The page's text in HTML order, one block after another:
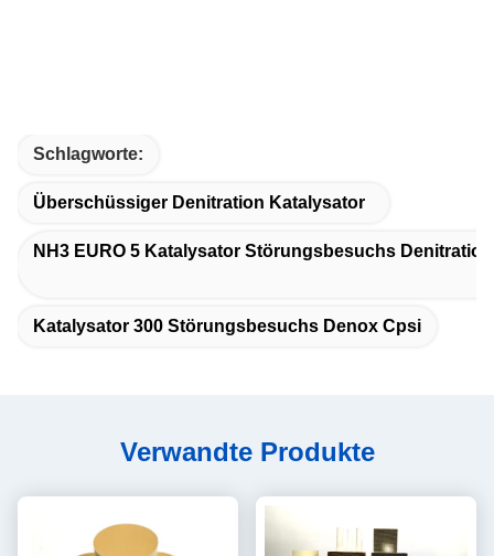
Schlagworte:
Überschüssiger Denitration Katalysator
NH3 EURO 5 Katalysator Störungsbesuchs Denitration
Katalysator 300 Störungsbesuchs Denox Cpsi
Verwandte Produkte